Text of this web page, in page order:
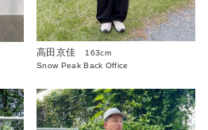
高田京佳
163cm
Snow Peak Back Office